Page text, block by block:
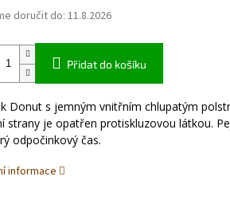
doručit do:11.8.2026
Přidat do košíku
Donut s jemným vnitřním chlupatým
strany je opatřen protiskluzovou látkou.
odpočinkový čas.
informace